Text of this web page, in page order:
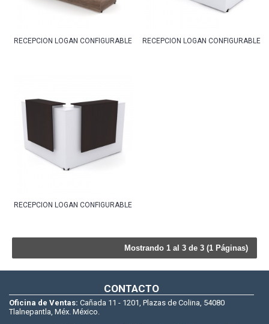
RECEPCION LOGAN CONFIGURABLE MODELO 1RECEPCION LOGAN CONFIGURABLE
RECEPCION LOGAN CONFIGURABLE MODELO 3
Mostrando 1 al 3 de 3 (1 Páginas)
CONTACTO
Oficina de Ventas: Cañada 11 - 1201, Plazas de Colina, 54080
Tlalnepantla, Méx. México.